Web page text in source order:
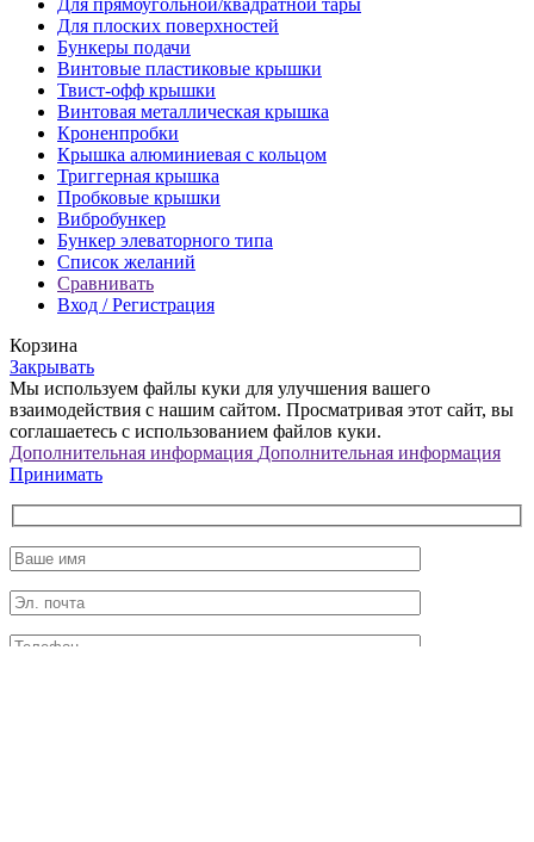
Для плоских поверхностей
Бункеры подачи
Винтовые пластиковые крышки
Твист-офф крышки
Винтовая металлическая крышка
Кроненпробки
Крышка алюминиевая с кольцом
Триггерная крышка
Пробковые крышки
Вибробункер
Бункер элеваторного типа
Список желаний
Сравнивать
Вход / Регистрация
Корзина
Закрывать
Мы используем файлы куки для улучшения вашего
взаимодействия с нашим сайтом. Просматривая этот сайт, вы
соглашаетесь с использованием файлов куки.
Дополнительная информация Дополнительная информация
Принимать